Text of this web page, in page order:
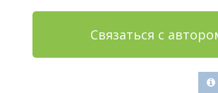
Связаться с